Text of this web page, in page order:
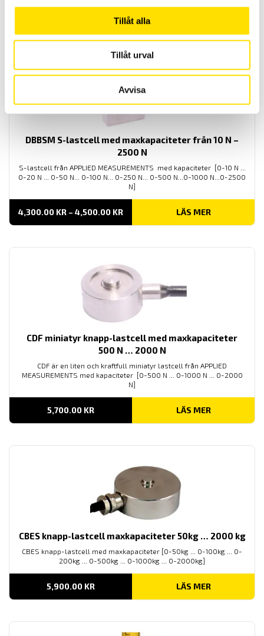
Tillåt alla
Tillåt urval
Avvisa
DBBSM S-lastcell med maxkapaciteter från 10 N –
2500 N
S-lastcell från APPLIED MEASUREMENTS med kapaciteter [0-10 N ...
0-20 N ... 0-50 N... 0-100 N... 0-250 N... 0-500 N...0-1000 N...0-2500
N]
4,300.00 KR – 4,500.00 KRPRISINTERVALL:
TILL
LÄS MER
CDF miniatyr knapp-lastcell med maxkapaciteter
500 N … 2000 N
CDF är en liten och kraftfull miniatyr lastcell från APPLIED
MEASUREMENTS med kapaciteter [0-500 N ... 0-1000 N ... 0-2000
N]
5,700.00 KR LÄS MER
CBES knapp-lastcell maxkapaciteter 50kg … 2000 kg
CBES knapp-lastcell med maxkapaciteter [0-50kg ... 0-100kg ... 0-
200kg ... 0-500kg ... 0-1000kg ... 0-2000kg]
5,900.00 KR LÄS MER